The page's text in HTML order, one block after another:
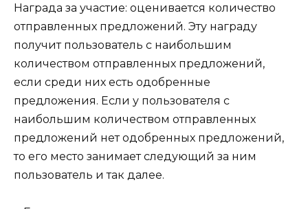
Награда за участие: оценивается количество
отправленных предложений. Эту награду
получит пользователь с наибольшим
количеством отправленных предложений,
если среди них есть одобренные
предложения. Если у пользователя с
наибольшим количеством отправленных
предложений нет одобренных предложений,
то его место занимает следующий за ним
пользователь и так далее.